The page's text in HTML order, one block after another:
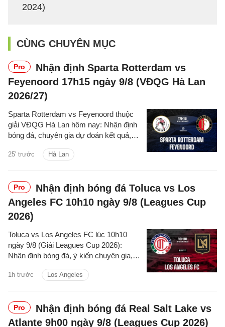
2024)
CÙNG CHUYÊN MỤC
Pro
Nhận định Sparta Rotterdam vs
Feyenoord 17h15 ngày 9/8 (VĐQG Hà Lan
2026/27)
25' trước Hà Lan
Sparta Rotterdam vs Feyenoord thuộc
giải VĐQG Hà Lan hôm nay: Nhận định
bóng đá, chuyên gia dự đoán kết quả,
Pro
Nhận định bóng đá Toluca vs Los
Angeles FC 10h10 ngày 9/8 (Leagues Cup
2026)
1h trước Los Angeles
Toluca vs Los Angeles FC lúc 10h10
ngày 9/8 (Giải Leagues Cup 2026):
Nhận định bóng đá, ý kiến chuyên gia,
trận đấu.
Pro
Nhận định bóng đá Real Salt Lake vs
Atlante 9h00 ngày 9/8 (Leagues Cup 2026)